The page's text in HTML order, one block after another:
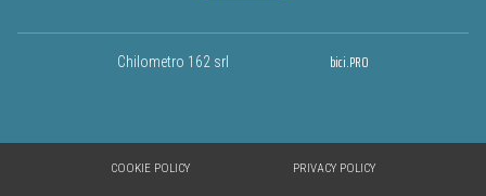
Chilometro 162 srl bici.PRO
COOKIE POLICY PRIVACY POLICY